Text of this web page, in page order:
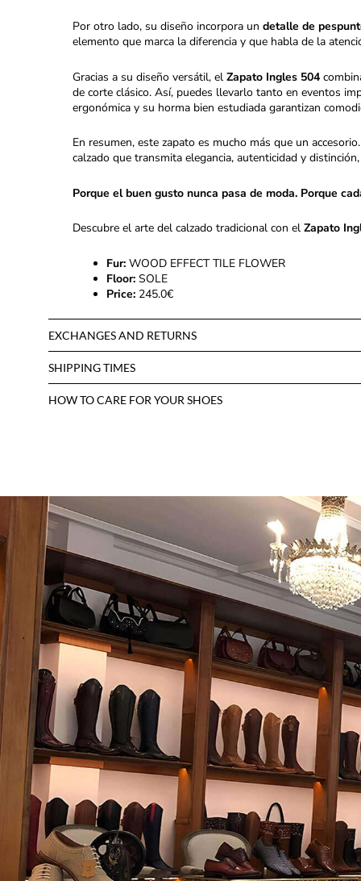
Por otro lado, su diseño incorpora un detalle de
elemento que marca la diferencia y que habla de la
Gracias a su diseño versátil, el Zapato Ingles 504
de corte clásico. Así, puedes llevarlo tanto en eventos
ergonómica y su horma bien estudiada garantizan
En resumen, este zapato es mucho más que un
calzado que transmita elegancia, autenticidad y
Porque el buen gusto nunca pasa de moda. Porque
Descubre el arte del calzado tradicional con el Zapato
Fur: WOOD EFFECT TILE FLOWER
Floor: SOLE
Price: 245.0€
EXCHANGES AND RETURNS
SHIPPING TIMES
HOW TO CARE FOR YOUR SHOES